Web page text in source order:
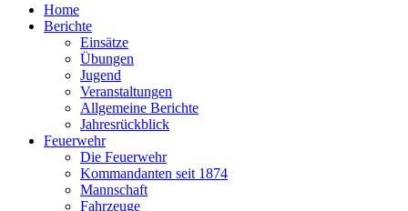
Home
Berichte
Einsätze
Übungen
Jugend
Veranstaltungen
Allgemeine Berichte
Jahresrückblick
Feuerwehr
Die Feuerwehr
Kommandanten seit 1874
Mannschaft
Fahrzeuge